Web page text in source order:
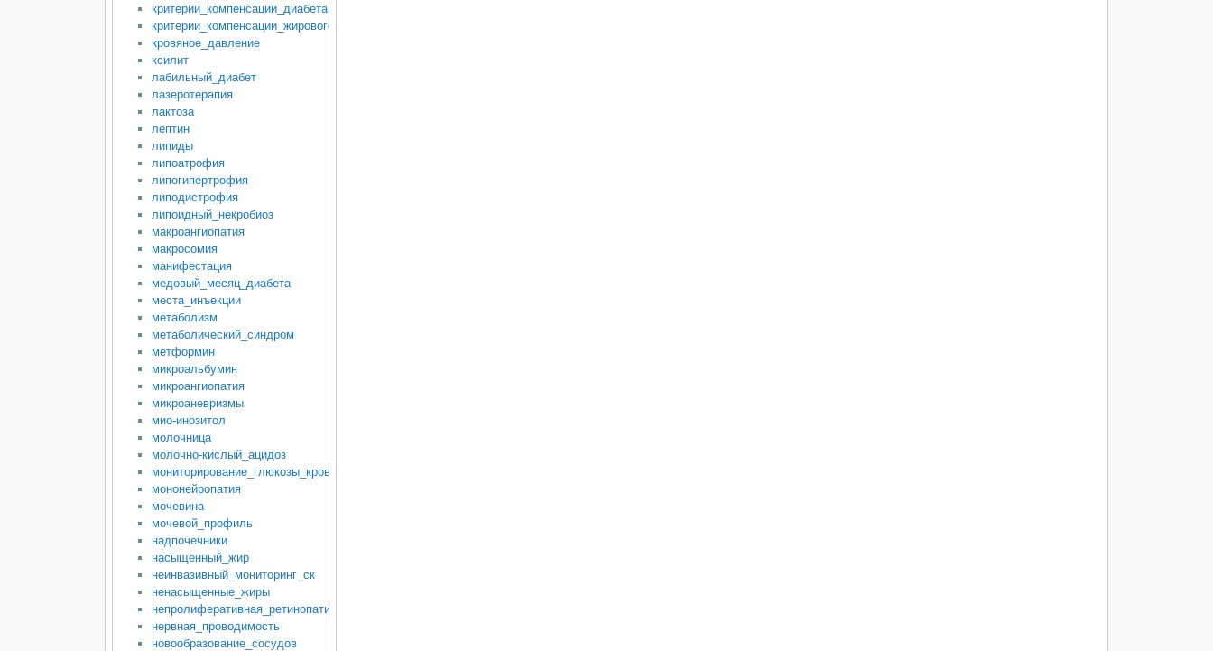
критерии_компенсации_диабета
критерии_компенсации_жирового_обмена
кровяное_давление
ксилит
лабильный_диабет
лазеротерапия
лактоза
лептин
липиды
липоатрофия
липогипертрофия
липодистрофия
липоидный_некробиоз
макроангиопатия
макросомия
манифестация
медовый_месяц_диабета
места_инъекции
метаболизм
метаболический_синдром
метформин
микроальбумин
микроангиопатия
микроаневризмы
мио-инозитол
молочница
молочно-кислый_ацидоз
мониторирование_глюкозы_крови
мононейропатия
мочевина
мочевой_профиль
надпочечники
насыщенный_жир
неинвазивный_мониторинг_ск
ненасыщенные_жиры
непролиферативная_ретинопатия
нервная_проводимость
новообразование_сосудов